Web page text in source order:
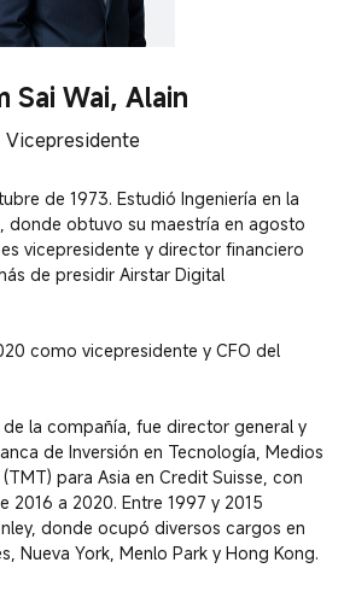
Sai Wai, Alain
Vicepresidente
de 1973. Estudió Ingeniería en la
donde obtuvo su maestría en agosto
vicepresidente y director financiero
de presidir Airstar Digital
como vicepresidente y CFO del
la compañía, fue director general y
de Inversión en Tecnología, Medios
para Asia en Credit Suisse, con
2016 a 2020. Entre 1997 y 2015
donde ocupó diversos cargos en
Nueva York, Menlo Park y Hong Kong.